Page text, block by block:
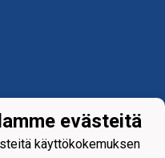
evästeitä
käyttökokemuksen